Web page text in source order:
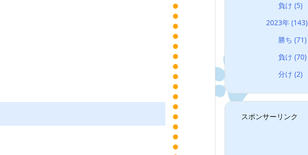
負け(5)
2023年 (143)
勝ち(71)
負け(70)
分け(2)
スポンサーリンク